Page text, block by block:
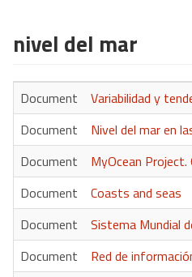
nivel del mar
Document
Variabilidad y
Document
Nivel del mar en
Document
MyOcean
Document
Coasts and seas
Document
Sistema Mundial
Document
Red de